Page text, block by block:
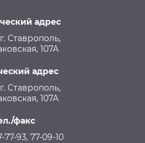
адрес
Ставрополь,
107А
адрес
Ставрополь,
107А
факс
77-93, 77-09-10